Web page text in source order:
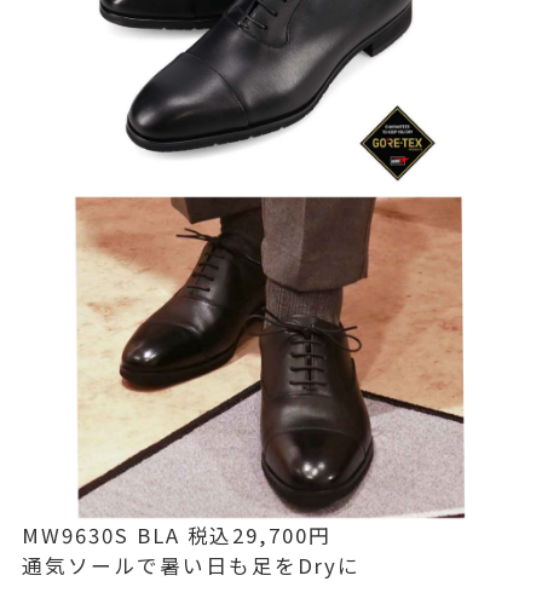
MW9630S BLA 税込29,700円
通気ソールで暑い日も足をDryに